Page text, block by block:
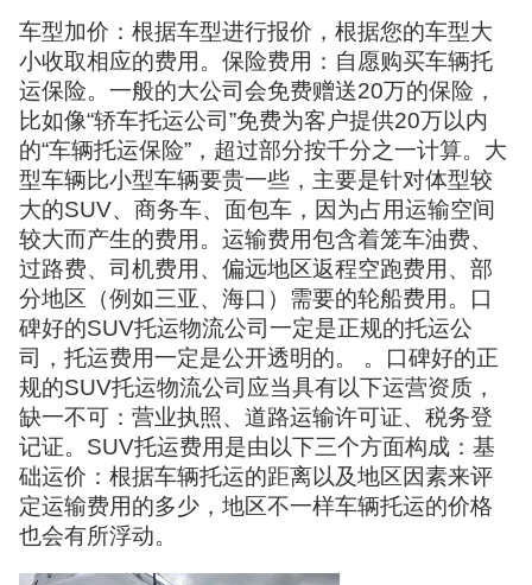
车型加价：根据车型进行报价，根据您的车型大
小收取相应的费用。保险费用：自愿购买车辆托
运保险。一般的大公司会免费赠送20万的保险，
比如像“轿车托运公司”免费为客户提供20万以内
的“车辆托运保险”，超过部分按千分之一计算。大
型车辆比小型车辆要贵一些，主要是针对体型较
大的SUV、商务车、面包车，因为占用运输空间
较大而产生的费用。运输费用包含着笼车油费、
过路费、司机费用、偏远地区返程空跑费用、部
分地区（例如三亚、海口）需要的轮船费用。口
碑好的SUV托运物流公司一定是正规的托运公
司，托运费用一定是公开透明的。 。口碑好的正
规的SUV托运物流公司应当具有以下运营资质，
缺一不可：营业执照、道路运输许可证、税务登
记证。SUV托运费用是由以下三个方面构成：基
础运价：根据车辆托运的距离以及地区因素来评
定运输费用的多少，地区不一样车辆托运的价格
也会有所浮动。